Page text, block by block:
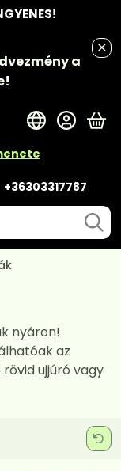
a
+36303317787
A
nyáron!
az
ujjúró vagy